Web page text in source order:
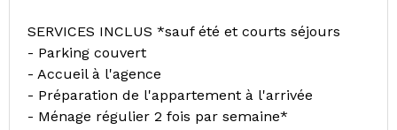
SERVICES INCLUS *sauf été et courts séjours
- Parking couvert
- Accueil à l'agence
- Préparation de l'appartement à l'arrivée
- Ménage régulier 2 fois par semaine*